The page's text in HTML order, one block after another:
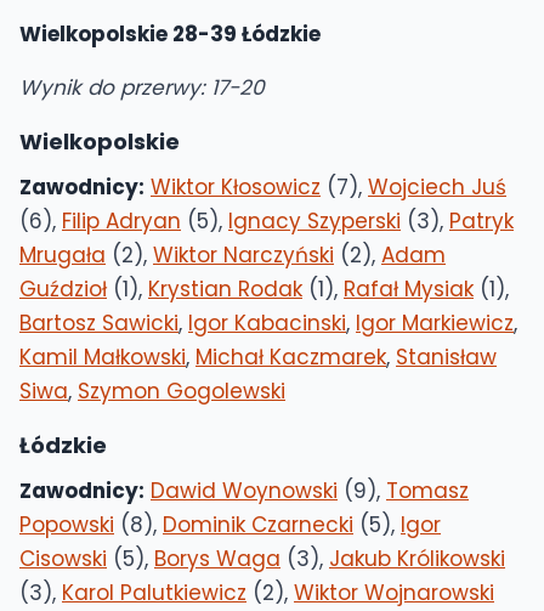
Wielkopolskie 28-39 Łódzkie
Wynik do przerwy: 17-20
Wielkopolskie
Zawodnicy: Wiktor Kłosowicz (7), Wojciech Juś
(6), Filip Adryan (5), Ignacy Szyperski (3), Patryk
Mrugała (2), Wiktor Narczyński (2), Adam
Guździoł(1), Krystian Rodak (1), Rafał Mysiak (1),
Bartosz Sawicki, Igor Kabacinski, Igor Markiewicz,
Kamil Małkowski, Michał Kaczmarek, Stanisław
Siwa, Szymon Gogolewski
Łódzkie
Zawodnicy: Dawid Woynowski (9), Tomasz
Popowski (8), Dominik Czarnecki (5), Igor
Cisowski (5), Borys Waga (3), Jakub Królikowski
(3), Karol Palutkiewicz (2), Wiktor Wojnarowski